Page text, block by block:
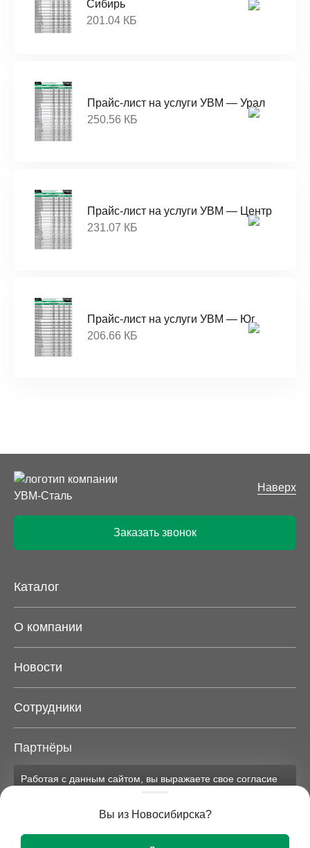
Сибирь
201.04 КБ
Прайс-лист на услуги УВМ — Урал
250.56 КБ
Прайс-лист на услуги УВМ — Центр
231.07 КБ
Прайс-лист на услуги УВМ — Юг
206.66 КБ
Наверх
Заказать звонок
Каталог
О компании
Новости
Сотрудники
Партнёры
Карта сайта
Вы из Новосибирска?
Работая с данным сайтом, вы выражаете свое согласие
данных на условиях, изложенных в
соответствующих